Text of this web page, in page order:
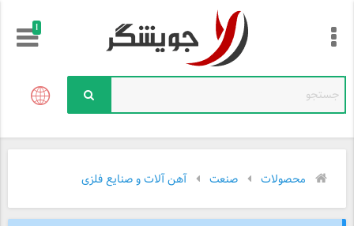
!
محصولات صنعت آهن آلات و صنایع فلزی